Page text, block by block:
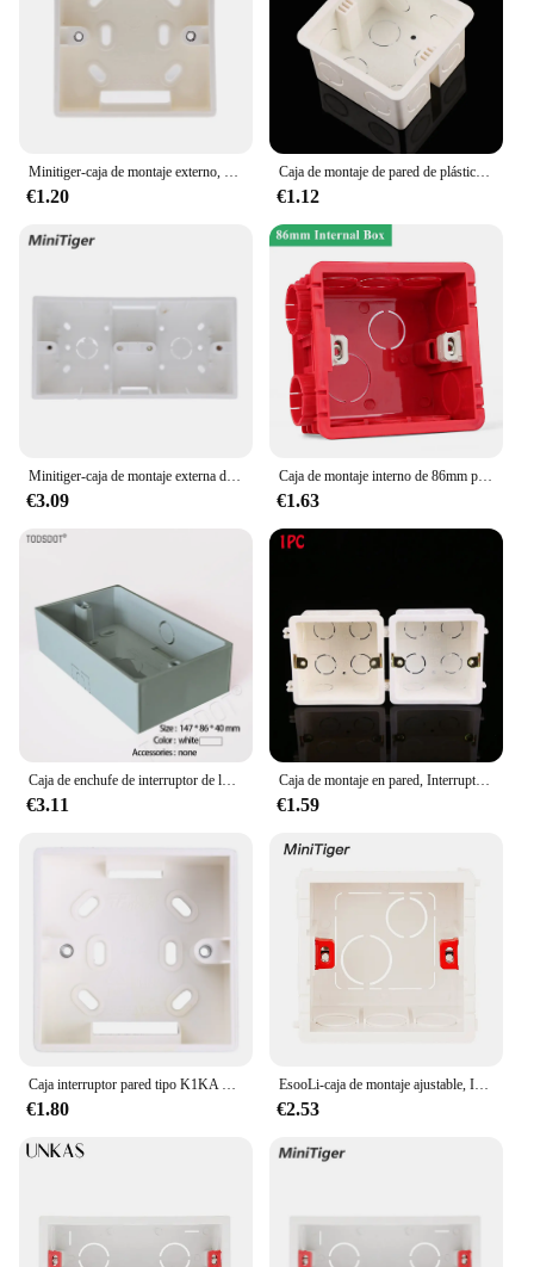
Minitiger-caja de montaje externo, 86mm x 86mm x 34mm para Interruptor táctil estándar de 86mm y enchufe aplicable para cualquier posición de la superficie de la pared
€1.20
Caja de montaje de pared de plástico PVC, Cassette de interruptor inferior oculto de unión, luz táctil para el hogar
€1.12
Minitiger-caja de montaje externa de 172mm x 86mm x 33mm para interruptores o enchufes de doble toque tipo 86, aplicable para cualquier posición de superficie de pared
€3.09
Caja de montaje interno de 86mm para equipos eléctricos, caja de pared de montaje externo de 118mm para el hogar, Interruptor táctil inteligente, interruptor wifi
€1.63
Caja de enchufe de interruptor de lujo, montaje externo para luz táctil inteligente, interruptor de pared, 6 Entradas, blanco, negro, gris, dorado, 147x86x40mm
€3.11
Caja de montaje en pared, Interruptor táctil estándar, caja de conexiones de casete, plástico PVC de alta calidad, ignífugo, caja trasera de Waring, 1 ud.
€1.59
Caja interruptor pared tipo K1KA 86, salida eléctrica, caja conexiones montaje empotrado, caja trasera montaje en
€1.80
EsooLi-caja de montaje ajustable, Interruptor táctil de luz, casete interno de 86mm x 85mm x 50mm para Interruptor táctil y enchufe tipo 86
€2.53